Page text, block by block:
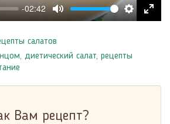
-02:42
Mute
Settings
Enter
салатов
, диетический салат, рецепты
Вам рецепт?